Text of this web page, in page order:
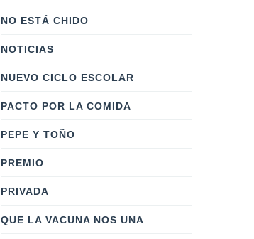
NO ESTÁ CHIDO
NOTICIAS
NUEVO CICLO ESCOLAR
PACTO POR LA COMIDA
PEPE Y TOÑO
PREMIO
PRIVADA
QUE LA VACUNA NOS UNA